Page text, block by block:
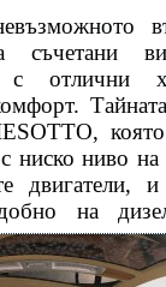
съчетани
с отлични
ниско ниво
двигатели,
на